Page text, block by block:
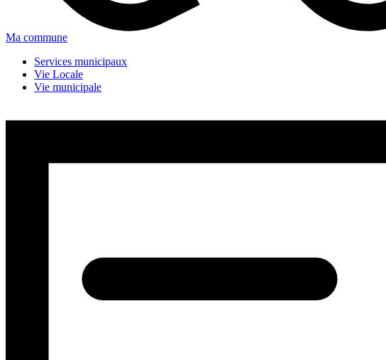
Ma commune
Services municipaux
Vie Locale
Vie municipale